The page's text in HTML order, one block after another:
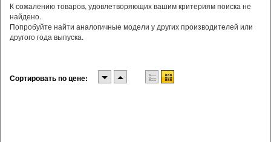
К сожалению товаров, удовлетворяющих вашим критериям поиска не
найдено.
Попробуйте найти аналогичные модели у других производителей или
другого года выпуска.
Сортировать по цене: